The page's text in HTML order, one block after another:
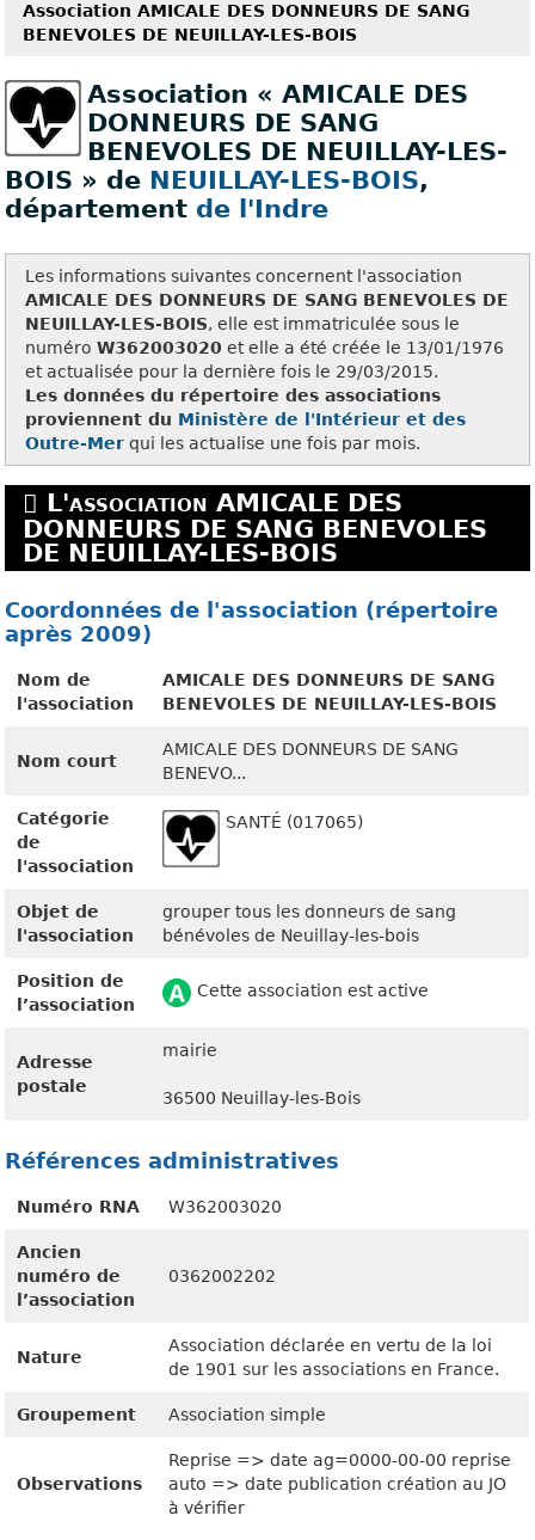
Association AMICALE DES DONNEURS DE SANG
BENEVOLES DE NEUILLAY-LES-BOIS
Association « AMICALE DES
DONNEURS DE SANG
BENEVOLES DE NEUILLAY-LES-
BOIS » de NEUILLAY-LES-BOIS,
département de l'Indre
Les informations suivantes concernent l'association
AMICALE DES DONNEURS DE SANG BENEVOLES DE
NEUILLAY-LES-BOIS, elle est immatriculée sous le
numéroW362003020 et elle a été créée le 13/01/1976
et actualisée pour la dernière fois le 29/03/2015.
Les données du répertoire des associations
proviennent du Ministère de l'Intérieur et des
Outre-Mer qui les actualise une fois par mois.
L'association AMICALE DES
DONNEURS DE SANG BENEVOLES
DE NEUILLAY-LES-BOIS
Coordonnées de l'association (répertoire
après 2009)
Nom de
l'association
AMICALE DES DONNEURS DE SANG
BENEVOLES DE NEUILLAY-LES-BOIS
Nom court
AMICALE DES DONNEURS DE SANG
BENEVO...
Catégorie
de
l'association
SANTÉ (017065)
Objet de
l'association
grouper tous les donneurs de sang
bénévoles de Neuillay-les-bois
Position de
l’association
Cette association est active
Adresse
postale
mairie
36500 Neuillay-les-Bois
Références administratives
Numéro RNA W362003020
Ancien
numéro de
l’association
0362002202
Nature
Association déclarée en vertu de la loi
de 1901 sur les associations en France.
Groupement Association simple
Observations
Reprise => date ag=0000-00-00 reprise
auto => date publication création au JO
à vérifier